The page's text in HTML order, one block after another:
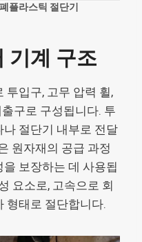
플라스틱 절단기
기계 구조
투입구, 고무 압력 휠,
구로 구성됩니다. 투
절단기 내부로 전달
원자재의 공급 과정
보장하는 데 사용됩
요소로, 고속으로 회
형태로 절단합니다.